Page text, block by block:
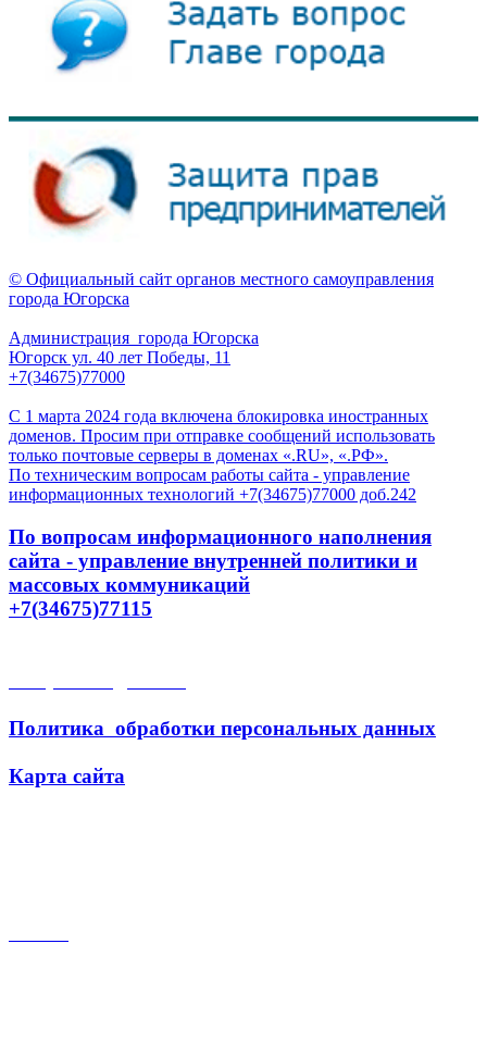
© Официальный сайт органов местного самоуправления
города Югорска
Администрация города Югорска
Югорск ул. 40 лет Победы, 11
+7(34675)77000
С 1 марта 2024 года включена блокировка иностранных
доменов. Просим при отправке сообщений использовать
только почтовые серверы в доменах «.RU», «.РФ».
По техническим вопросам работы сайта - управление
информационных технологий +7(34675)77000 доб.242
По вопросам информационного наполнения
сайта - управление внутренней политики и
массовых коммуникаций
+7(34675)77115
Политика обработки персональных данных
Карта сайта